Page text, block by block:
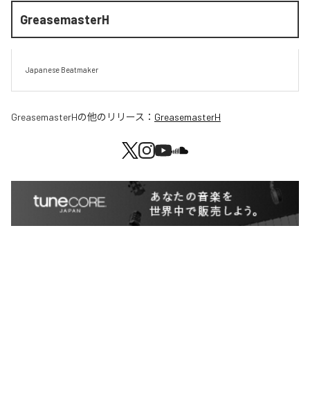
GreasemasterH
Japanese Beatmaker
GreasemasterHの他のリリース： GreasemasterH